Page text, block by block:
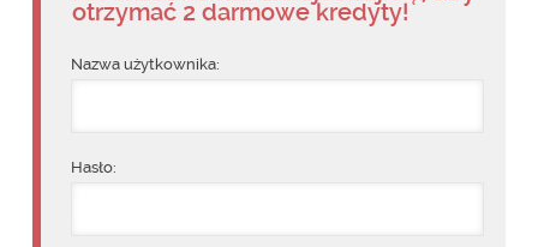
otrzymać 2 darmowe kredyty!
Nazwa użytkownika:
Hasło: